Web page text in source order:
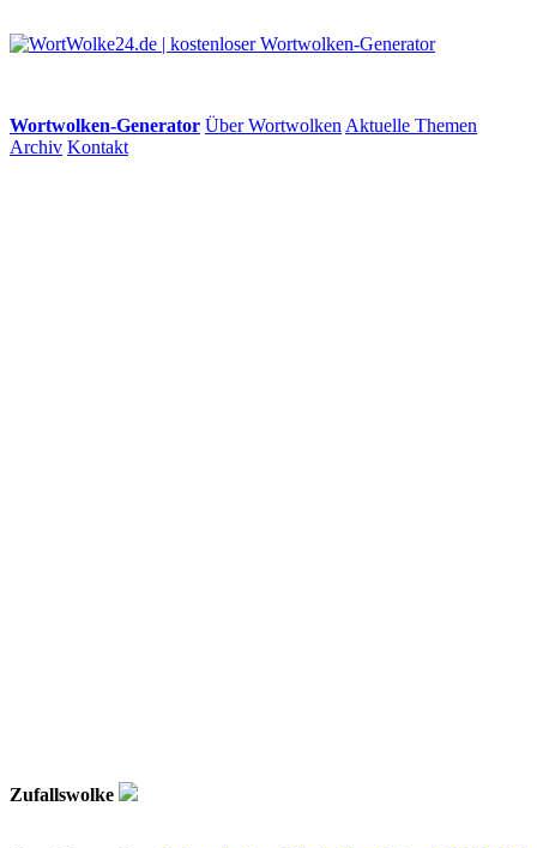
Wortwolken-Generator Über Wortwolken Aktuelle Themen
Archiv Kontakt
Zufallswolke